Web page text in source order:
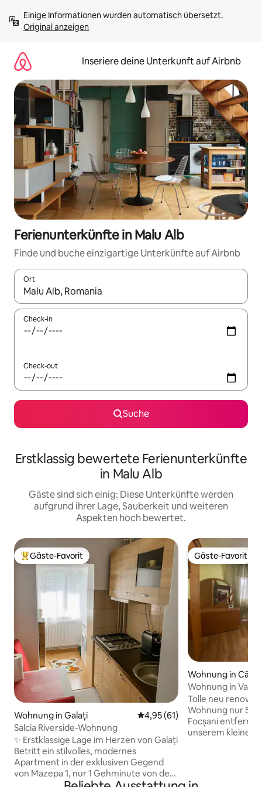
Inhalten
springenOriginal anzeigen
Inseriere deine Unterkunft auf Airbnb
Ferienunterkünfte in Malu Alb
Finde und buche einzigartige Unterkünfte auf Airbnb
Ort
Wenn Ergebnisse verfügbar sind, navigiere mit den
Check-in
Check-out
Suche
Erstklassig bewertete Ferienunterkünfte
in Malu Alb
Gäste sind sich einig: Diese Unterkünfte werden
aufgrund ihrer Lage, Sauberkeit und weiteren
Aspekten hoch bewertet.
Beliebter Gäste-Favorit.
Gäste-Favorit
Wohnung in Galați Durchschnittliche Bewertung:
4,95 (61)
Salcia Riverside-Wohnung
✨ Erstklassige Lage im Herzen von Galați
Betritt ein stilvolles, modernes
Apartment in der exklusiven Gegend
von Mazepa 1, nur 1 Gehminute von der
atemberaubenden Donaupromenade
Gäste-Favorit
Gäste-Favorit
Wohnung in
Wohnung in
Tolle neu
Wohnung nur 5
Focșani entfernt! Willkommen in
unserem kleinen